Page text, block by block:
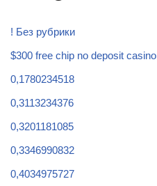
! Без рубрики
$300 free chip no deposit casino
0,1780234518
0,3113234376
0,3201181085
0,3346990832
0,4034975727